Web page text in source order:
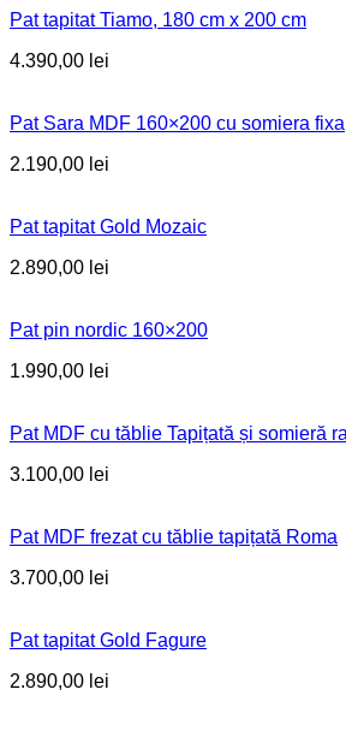
Pat tapitat Tiamo, 180 cm x 200 cm
4.390,00 lei
Pat Sara MDF 160×200 cu somiera fixa
2.190,00 lei
Pat tapitat Gold Mozaic
2.890,00 lei
Pat pin nordic 160×200
1.990,00 lei
Pat MDF cu tăblie Tapițată și somieră
3.100,00 lei
Pat MDF frezat cu tăblie tapițată Roma
3.700,00 lei
Pat tapitat Gold Fagure
2.890,00 lei